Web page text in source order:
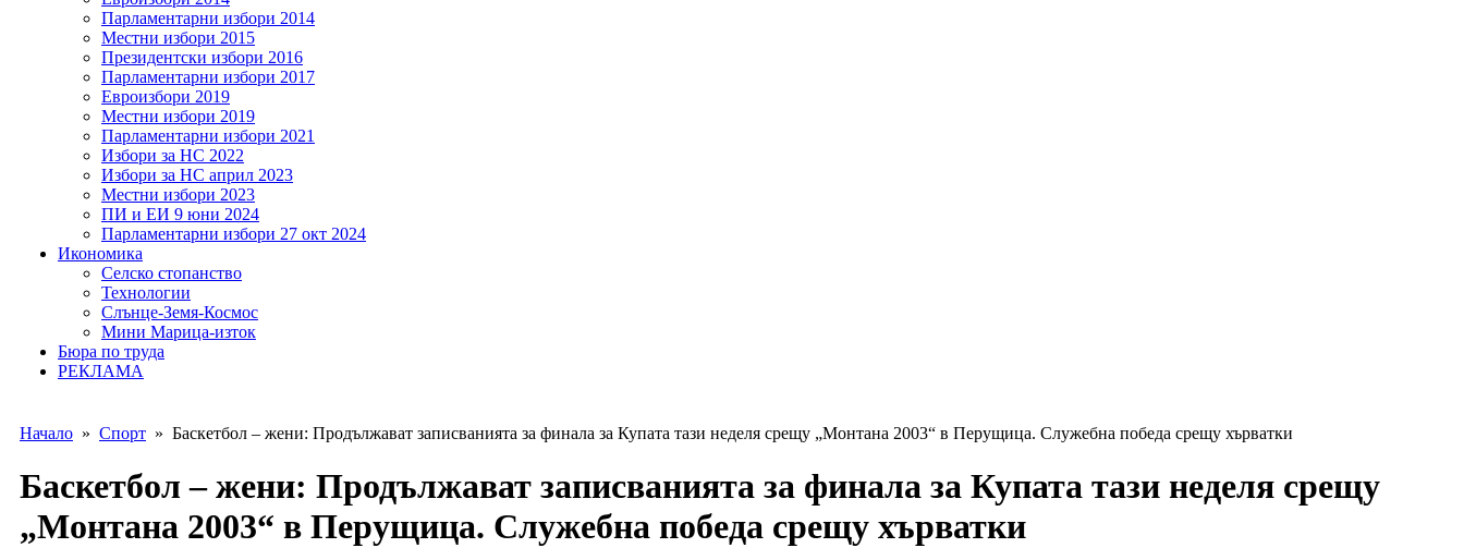
Парламентарни избори 2014
Местни избори 2015
Президентски избори 2016
Парламентарни избори 2017
Евроизбори 2019
Местни избори 2019
Парламентарни избори 2021
Избори за НС 2022
Избори за НС април 2023
Местни избори 2023
ПИ и ЕИ 9 юни 2024
Парламентарни избори 27 окт 2024
Икономика
Селско стопанство
Технологии
Слънце-Земя-Космос
Мини Марица-изток
Бюра по труда
РЕКЛАМА
Начало » Спорт » Баскетбол – жени: Продължават записванията за финала за Купата тази неделя срещу „Монтана 2003“ в Перущица. Служебна победа срещу хърватки
Баскетбол – жени: Продължават записванията за финала за Купата тази неделя срещу
„Монтана 2003“ в Перущица. Служебна победа срещу хърватки